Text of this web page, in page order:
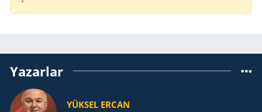
Yazarlar
YÜKSEL ERCAN